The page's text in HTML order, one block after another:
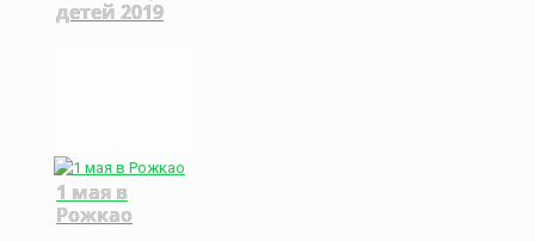
детей 2019
1 мая в
Рожкао